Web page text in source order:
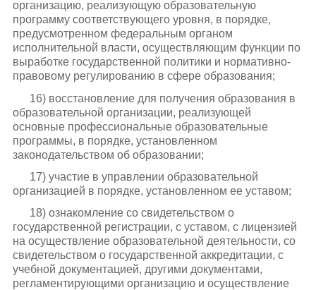
организацию, реализующую образовательную
программу соответствующего уровня, в порядке,
предусмотренном федеральным органом
исполнительной власти, осуществляющим функции по
выработке государственной политики и нормативно-
правовому регулированию в сфере образования;
16) восстановление для получения образования в
образовательной организации, реализующей
основные профессиональные образовательные
программы, в порядке, установленном
законодательством об образовании;
17) участие в управлении образовательной
организацией в порядке, установленном ее уставом;
18) ознакомление со свидетельством о
государственной регистрации, с уставом, с лицензией
на осуществление образовательной деятельности, со
свидетельством о государственной аккредитации, с
учебной документацией, другими документами,
регламентирующими организацию и осуществление